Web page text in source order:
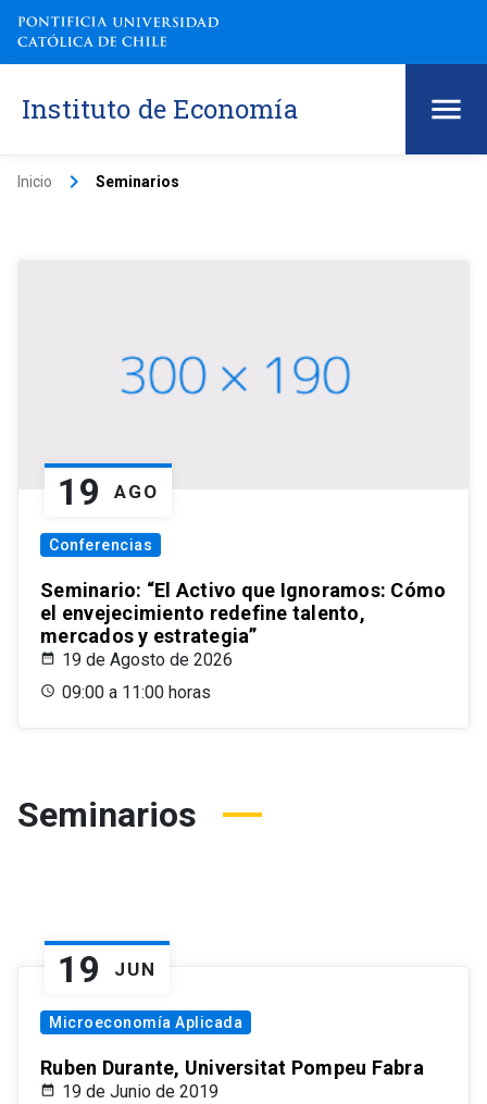
Instituto de Economía
Inicio keyboard_arrow_right Seminarios
19 AGO
Conferencias
Seminario: “El Activo que Ignoramos: Cómo
el envejecimiento redefine talento,
mercados y estrategia”
19 de Agosto de 2026
09:00 a 11:00 horas
Seminarios
19 JUN
Microeconomía Aplicada
Ruben Durante, Universitat Pompeu Fabra
19 de Junio de 2019